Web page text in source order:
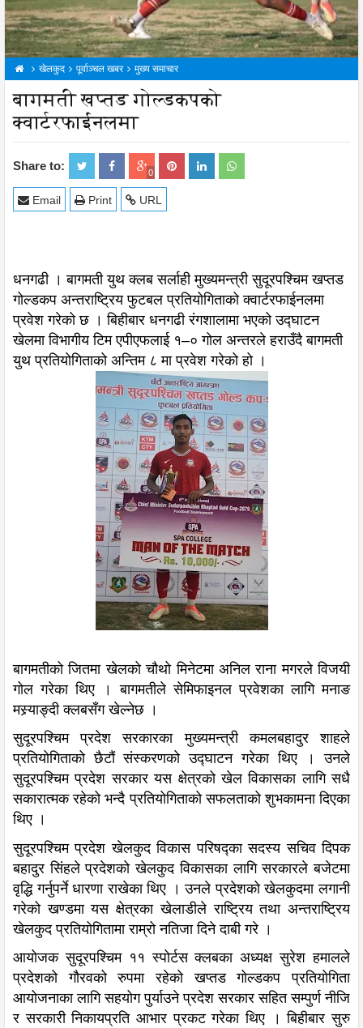
खेलकुद पूर्वाञ्चल खबर मुख्य समाचार
बागमती खप्तड गोल्डकपको
क्वार्टरफाईनलमा
Share to: 0
URL
Print
Email
धनगढी । बागमती युथ क्लब सर्लाही मुख्यमन्त्री सुदूरपश्चिम खप्तड
गोल्डकप अन्तराष्ट्रिय फुटबल प्रतियोगिताको क्वार्टरफाईनलमा
प्रवेश गरेको छ । बिहीबार धनगढी रंगशालामा भएको उद्घाटन
खेलमा विभागीय टिम एपीएफलाई १–० गोल अन्तरले हराउँदै बागमती
युथ प्रतियोगिताको अन्तिम ८ मा प्रवेश गरेको हो ।
बागमतीको जितमा खेलको चौथो मिनेटमा अनिल राना मगरले विजयी
गोल गरेका थिए । बागमतीले सेमिफाइनल प्रवेशका लागि मनाङ
मस्र्याङ्दी क्लबसँग खेल्नेछ ।
सुदूरपश्चिम प्रदेश सरकारका मुख्यमन्त्री कमलबहादुर शाहले
प्रतियोगिताको छैटौं संस्करणको उद्घाटन गरेका थिए । उनले
सुदूरपश्चिम प्रदेश सरकार यस क्षेत्रको खेल विकासका लागि सधै
सकारात्मक रहेको भन्दै प्रतियोगिताको सफलताको शुभकामना दिएका
थिए ।
सुदूरपश्चिम प्रदेश खेलकुद विकास परिषद्का सदस्य सचिव दिपक
बहादुर सिंहले प्रदेशको खेलकुद विकासका लागि सरकारले बजेटमा
वृद्धि गर्नुपर्ने धारणा राखेका थिए । उनले प्रदेशको खेलकुदमा लगानी
गरेको खण्डमा यस क्षेत्रका खेलाडीले राष्ट्रिय तथा अन्तराष्ट्रिय
खेलकुद प्रतियोगितामा राम्रो नतिजा दिने दाबी गरे ।
आयोजक सुदूरपश्चिम ११ स्पोर्टस क्लबका अध्यक्ष सुरेश हमालले
प्रदेशको गौरवको रुपमा रहेको खप्तड गोल्डकप प्रतियोगिता
आयोजनाका लागि सहयोग पुर्याउने प्रदेश सरकार सहित सम्पुर्ण नीजि
र सरकारी निकायप्रति आभार प्रकट गरेका थिए । बिहीबार सुरु